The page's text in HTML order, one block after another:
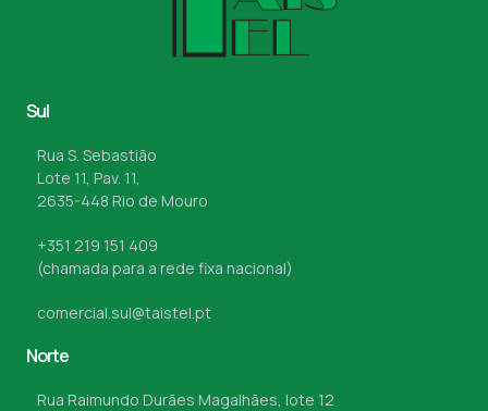
Sul
Rua S. Sebastião
Lote 11, Pav. 11,
2635-448 Rio de Mouro
+351 219 151 409
(chamada para a rede fixa nacional)
comercial.sul@taistel.pt
Norte
Rua Raimundo Durães Magalhães, lote 12